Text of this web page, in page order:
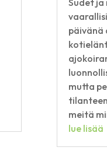
päivänä
mutta
meitä
lue lisää